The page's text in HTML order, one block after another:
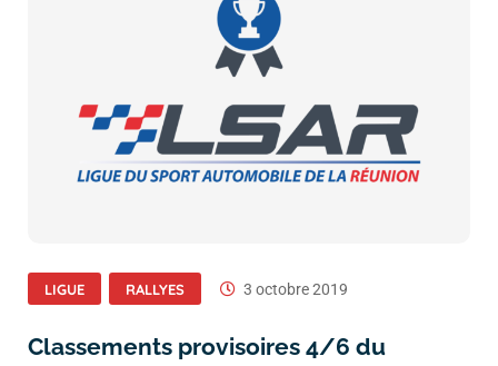
LIGUE RALLYES 3 octobre 2019
Classements provisoires 4/6 du